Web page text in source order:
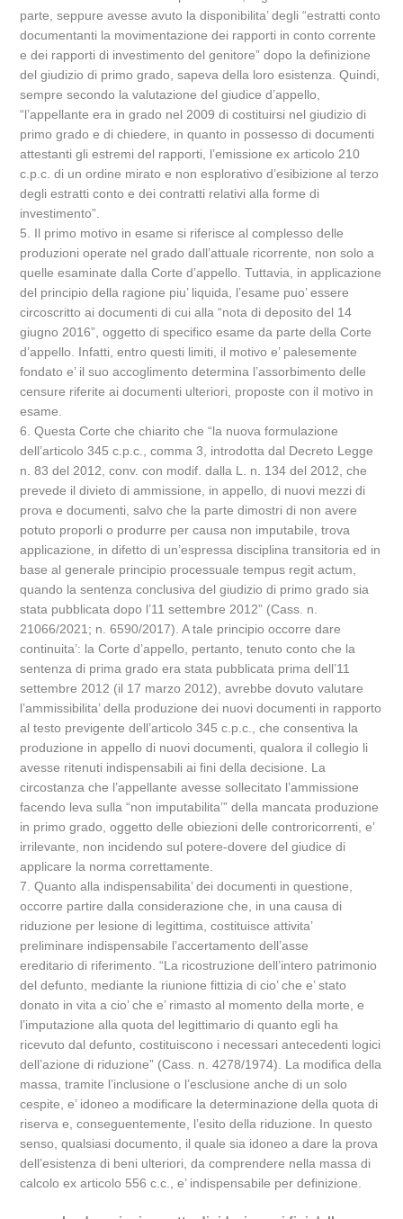
parte, seppure avesse avuto la disponibilita’ degli “estratti conto
documentanti la movimentazione dei rapporti in conto corrente
e dei rapporti di investimento del genitore” dopo la definizione
del giudizio di primo grado, sapeva della loro esistenza. Quindi,
sempre secondo la valutazione del giudice d’appello,
“l’appellante era in grado nel 2009 di costituirsi nel giudizio di
primo grado e di chiedere, in quanto in possesso di documenti
attestanti gli estremi del rapporti, l’emissione ex articolo 210
c.p.c. di un ordine mirato e non esplorativo d’esibizione al terzo
degli estratti conto e dei contratti relativi alla forme di
investimento”.
5. Il primo motivo in esame si riferisce al complesso delle
produzioni operate nel grado dall’attuale ricorrente, non solo a
quelle esaminate dalla Corte d’appello. Tuttavia, in applicazione
del principio della ragione piu’ liquida, l’esame puo’ essere
circoscritto ai documenti di cui alla “nota di deposito del 14
giugno 2016”, oggetto di specifico esame da parte della Corte
d’appello. Infatti, entro questi limiti, il motivo e’ palesemente
fondato e’ il suo accoglimento determina l’assorbimento delle
censure riferite ai documenti ulteriori, proposte con il motivo in
esame.
6. Questa Corte che chiarito che “la nuova formulazione
dell’articolo 345 c.p.c., comma 3, introdotta dal Decreto Legge
n. 83 del 2012, conv. con modif. dalla L. n. 134 del 2012, che
prevede il divieto di ammissione, in appello, di nuovi mezzi di
prova e documenti, salvo che la parte dimostri di non avere
potuto proporli o produrre per causa non imputabile, trova
applicazione, in difetto di un’espressa disciplina transitoria ed in
base al generale principio processuale tempus regit actum,
quando la sentenza conclusiva del giudizio di primo grado sia
stata pubblicata dopo l’11 settembre 2012” (Cass. n.
21066/2021; n. 6590/2017). A tale principio occorre dare
continuita’: la Corte d’appello, pertanto, tenuto conto che la
sentenza di prima grado era stata pubblicata prima dell’11
settembre 2012 (il 17 marzo 2012), avrebbe dovuto valutare
l’ammissibilita’ della produzione dei nuovi documenti in rapporto
al testo previgente dell’articolo 345 c.p.c., che consentiva la
produzione in appello di nuovi documenti, qualora il collegio li
avesse ritenuti indispensabili ai fini della decisione. La
circostanza che l’appellante avesse sollecitato l’ammissione
facendo leva sulla “non imputabilita’” della mancata produzione
in primo grado, oggetto delle obiezioni delle controricorrenti, e’
irrilevante, non incidendo sul potere-dovere del giudice di
applicare la norma correttamente.
7. Quanto alla indispensabilita’ dei documenti in questione,
occorre partire dalla considerazione che, in una causa di
riduzione per lesione di legittima, costituisce attivita’
preliminare indispensabile l’accertamento dell’asse
ereditario di riferimento. “La ricostruzione dell’intero patrimonio
del defunto, mediante la riunione fittizia di cio’ che e’ stato
donato in vita a cio’ che e’ rimasto al momento della morte, e
l’imputazione alla quota del legittimario di quanto egli ha
ricevuto dal defunto, costituiscono i necessari antecedenti logici
dell’azione di riduzione” (Cass. n. 4278/1974). La modifica della
massa, tramite l’inclusione o l’esclusione anche di un solo
cespite, e’ idoneo a modificare la determinazione della quota di
riserva e, conseguentemente, l’esito della riduzione. In questo
senso, qualsiasi documento, il quale sia idoneo a dare la prova
dell’esistenza di beni ulteriori, da comprendere nella massa di
calcolo ex articolo 556 c.c., e’ indispensabile per definizione.